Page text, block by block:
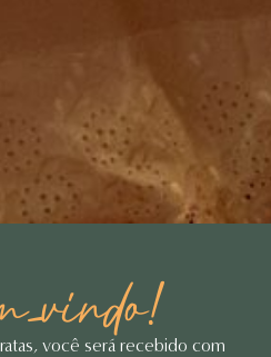
vindo!
você será recebido com